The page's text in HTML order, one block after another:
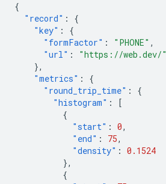
{
"record" :
{
"key" :
{
"formFactor" : "PHONE" ,
"url" :
"https://web.dev/"
},
"metrics" :
{
"round_trip_time" :
{
"histogram" :
[
{
"start" : 0,
"end" : 75,
"density" : 0.1524
},
{